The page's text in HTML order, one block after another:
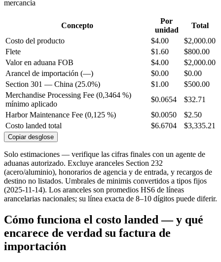
mercancía
Concepto
Por
unidad
Total
Costo del producto
$4.00
$2,000.00
Flete
$1.60
$800.00
Valor en aduana FOB $4.00
$2,000.00
Arancel de importación (—)
$0.00
$0.00
Section 301 — China (25.0%)
$1.00
$500.00
Merchandise Processing Fee (0,3464 %)
mínimo aplicado
$0.0654
$32.71
Harbor Maintenance Fee (0,125 %)
$0.0050
$2.50
Costo landed total
$6.6704 $3,335.21
Copiar desglose
Solo estimaciones — verifique las cifras finales con un agente de
aduanas autorizado. Excluye aranceles Section 232
(acero/aluminio), honorarios de agencia y de entrada, y recargos de
destino no listados. Umbrales de minimis convertidos a tipos fijos
(2025-11-14). Los aranceles son promedios HS6 de líneas
arancelarias nacionales; su línea exacta de 8–10 dígitos puede diferir.
Cómo funciona el costo landed — y qué
encarece de verdad su factura de
importación